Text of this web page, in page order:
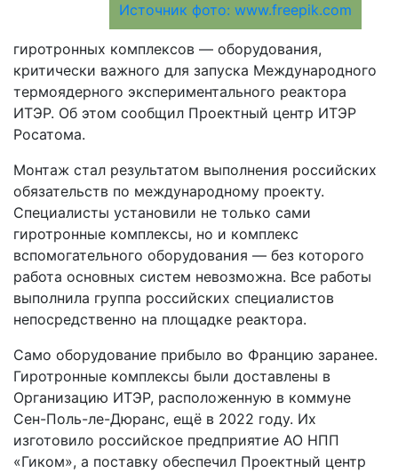
Источник фото: www.freepik.com
гиротронных комплексов — оборудования,
критически важного для запуска Международного
термоядерного экспериментального реактора
ИТЭР. Об этом сообщил Проектный центр ИТЭР
Росатома.
Монтаж стал результатом выполнения российских
обязательств по международному проекту.
Специалисты установили не только сами
гиротронные комплексы, но и комплекс
вспомогательного оборудования — без которого
работа основных систем невозможна. Все работы
выполнила группа российских специалистов
непосредственно на площадке реактора.
Само оборудование прибыло во Францию заранее.
Гиротронные комплексы были доставлены в
Организацию ИТЭР, расположенную в коммуне
Сен-Поль-ле-Дюранс, ещё в 2022 году. Их
изготовило российское предприятие АО НПП
«Гиком», а поставку обеспечил Проектный центр